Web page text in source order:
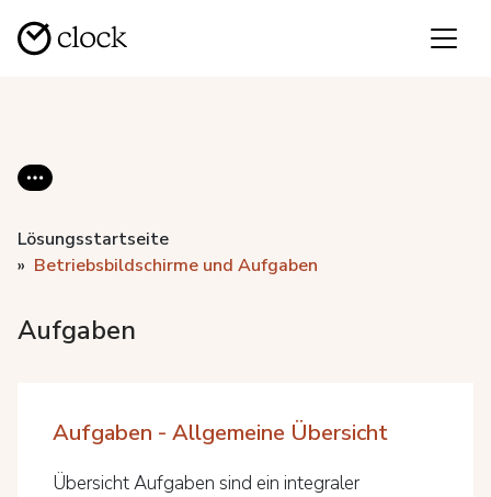
Lösungsstartseite
Betriebsbildschirme und Aufgaben
Aufgaben
Aufgaben - Allgemeine Übersicht
Übersicht Aufgaben sind ein integraler